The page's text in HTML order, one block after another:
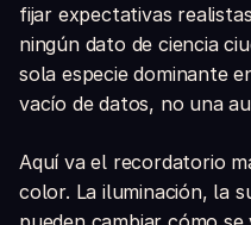
fijar expectativas
ningún dato de ciencia
sola especie dominante
vacío de datos, no una
Aquí va el recordatorio
color. La iluminación, la